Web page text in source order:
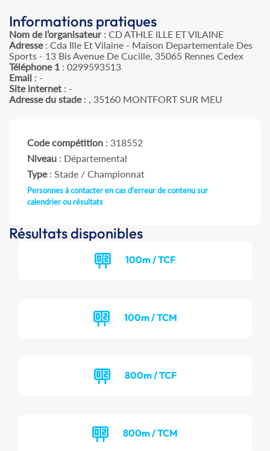
Informations pratiques
Nom de l’organisateur: CD ATHLE ILLE ET VILAINE
Adresse: Cda Ille Et Vilaine - Maison Departementale Des
Sports - 13 Bis Avenue De Cucille, 35065 Rennes Cedex
Téléphone 1 : 0299593513
Email : -
Site internet : -
Adresse du stade: , 35160 MONTFORT SUR MEU
Code compétition : 318552
Niveau : Départemental
Type: Stade / Championnat
Personnes à contacter en cas d'erreur de contenu sur
calendrier ou résultats
Résultats disponibles
100m / TCF
100m / TCM
800m / TCF
800m / TCM